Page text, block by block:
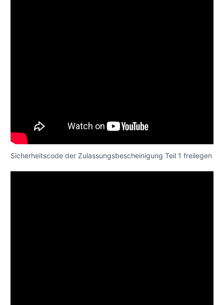
Sicherheitscode der Zulassungsbescheinigung Teil 1 freilegen